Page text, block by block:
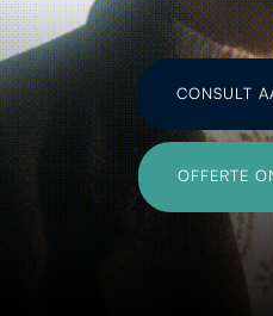
CONSULT
OFFERTE